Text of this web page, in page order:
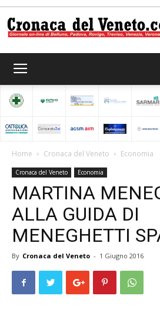
del
Home Cronaca del Veneto Economia
Cronaca del Veneto Economia
MARTINA
ALLA GUIDA DI
MENEGHETTI
By Cronaca del Veneto - 1 Giugno 2016